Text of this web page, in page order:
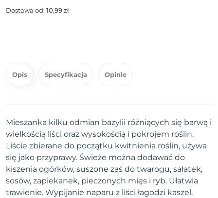
Dostawa od: 10,99 zł
Opis Specyfikacja Opinie
Mieszanka kilku odmian bazylii różniących się barwą i
wielkością liści oraz wysokością i pokrojem roślin.
Liście zbierane do początku kwitnienia roślin, używa
się jako przyprawy. Świeże można dodawać do
kiszenia ogórków, suszone zaś do twarogu, sałatek,
sosów, zapiekanek, pieczonych mięs i ryb. Ułatwia
trawienie. Wypijanie naparu z liści łagodzi kaszel,